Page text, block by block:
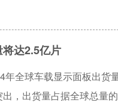
达2.5亿片
全球车载显示面板出货
，出货量占据全球总量